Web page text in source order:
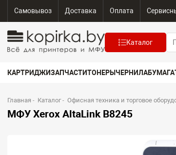
Самовывоз Доставка Оплата
Каталог
КАРТРИДЖИЗАПЧАСТИТОНЕРЫ ЧЕРНИЛАБУМАГА
Главная - Каталог - Офисная техника и торговое
МФУ Xerox AltaLink B8245